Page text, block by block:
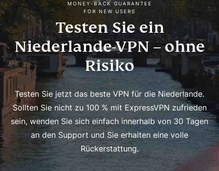
MONEY-BACK GUARANTEE
FOR NEW USERS
Testen Sie ein
Niederlande-VPN – ohne
Risiko
Testen Sie jetzt das beste VPN für die Niederlande.
Sollten Sie nicht zu 100 % mit ExpressVPN zufrieden
sein, wenden Sie sich einfach innerhalb von 30 Tagen
an den Support und Sie erhalten eine volle
Rückerstattung.